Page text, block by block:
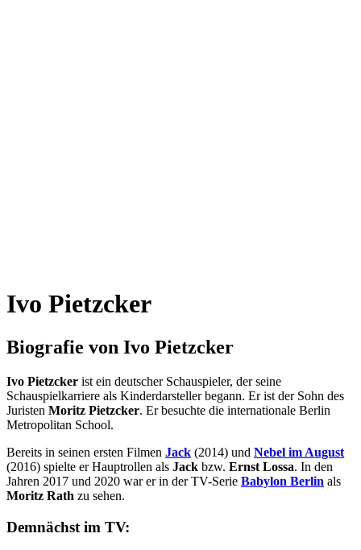
Ivo Pietzcker
Biografie von Ivo Pietzcker
Ivo Pietzcker ist ein deutscher Schauspieler, der seine
Schauspielkarriere als Kinderdarsteller begann. Er ist der Sohn des
Juristen Moritz Pietzcker. Er besuchte die internationale Berlin
Metropolitan School.
Bereits in seinen ersten Filmen Jack (2014) und Nebel im August
(2016) spielte er Hauptrollen als Jack bzw. Ernst Lossa. In den
Jahren 2017 und 2020 war er in der TV-Serie Babylon Berlin als
Moritz Rath zu sehen.
Demnächst im TV: